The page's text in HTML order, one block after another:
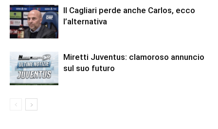
Il Cagliari perde anche Carlos, ecco
l’alternativa
Miretti Juventus: clamoroso annuncio
sul suo futuro